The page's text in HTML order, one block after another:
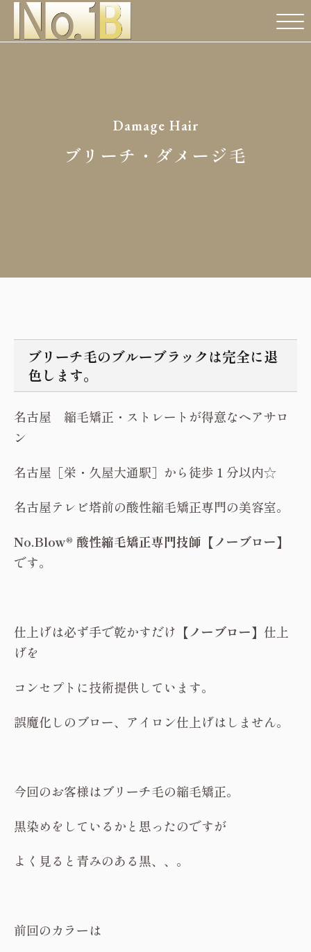
Damage Hair
ブリーチ・ダメージ毛
ブリーチ毛のブルーブラックは完全に退
色します。
名古屋 縮毛矯正・ストレートが得意なヘアサロ
ン
名古屋［栄・久屋大通駅］から徒歩１分以内☆
名古屋テレビ塔前の酸性縮毛矯正専門の美容室。
No.Blow® 酸性縮毛矯正専門技師【ノーブロー】
です。
仕上げは必ず手で乾かすだけ 【ノーブロー】 仕上
げを
コンセプトに技術提供しています。
誤魔化しのブロー、アイロン仕上げはしません。
今回のお客様はブリーチ毛の縮毛矯正。
黒染めをしているかと思ったのですが
よく見ると青みのある黒、、。
前回のカラーは